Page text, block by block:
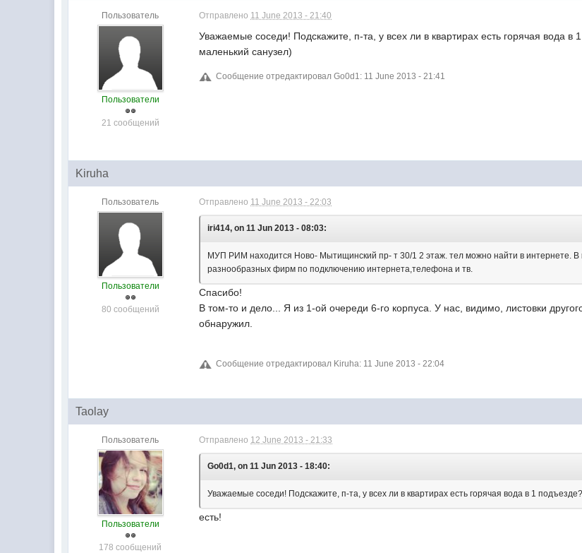
Пользователь
Пользователи
21 сообщений
Отправлено 11 June 2013 - 21:40
Уважаемые соседи! Подскажите, п-та, у всех ли в квартирах есть горячая вода
маленький санузел)
Сообщение отредактировал Go0d1: 11 June 2013 - 21:41
Kiruha
Пользователь
Пользователи
80 сообщений
Отправлено 11 June 2013 - 22:03
iri414, on 11 Jun 2013 - 08:03:
МУП РИМ находится Ново- Мытищинский пр- т 30/1 2 этаж. тел можно найти в интернете. В
разнообразных фирм по подключению интернета,телефона и тв.
Спасибо!
В том-то и дело... Я из 1-ой очереди 6-го корпуса. У нас, видимо, листовки
обнаружил.
Сообщение отредактировал Kiruha: 11 June 2013 - 22:04
Taolay
Пользователь
Пользователи
178 сообщений
Отправлено 12 June 2013 - 21:33
Go0d1, on 11 Jun 2013 - 18:40:
Уважаемые соседи! Подскажите, п-та, у всех ли в квартирах есть горячая вода в 1
есть!